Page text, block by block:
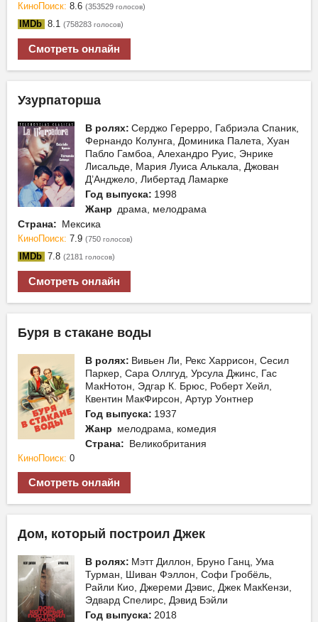
КиноПоиск: 8.6 (353529 голосов)
IMDb 8.1 (758283 голосов)
Смотреть онлайн
Узурпаторша
В ролях: Серджо Герерро, Габриэла Спаник,
Фернандо Колунга, Доминика Палета, Хуан
Пабло Гамбоа, Алехандро Руис, Энрике
Лисальде, Мария Луиса Алькала, Джован
Д’Анджело, Либертад Ламарке
Год выпуска: 1998
Жанр драма, мелодрама
Страна: Мексика
КиноПоиск: 7.9 (750 голосов)
IMDb 7.8 (2181 голосов)
Смотреть онлайн
Буря в стакане воды
В ролях: Вивьен Ли, Рекс Харрисон, Сесил
Паркер, Сара Оллгуд, Урсула Джинс, Гас
МакНотон, Эдгар К. Брюс, Роберт Хейл,
Квентин МакФирсон, Артур Уонтнер
Год выпуска: 1937
Жанр мелодрама, комедия
Страна: Великобритания
КиноПоиск: 0
Смотреть онлайн
Дом, который построил Джек
В ролях: Мэтт Диллон, Бруно Ганц, Ума
Турман, Шиван Фэллон, Софи Гробёль,
Райли Кио, Джереми Дэвис, Джек МакКензи,
Эдвард Спелирс, Дэвид Бэйли
Год выпуска: 2018